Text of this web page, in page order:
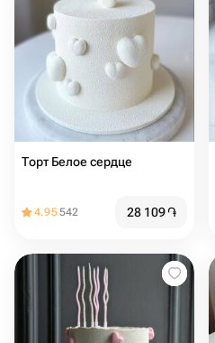
Торт Белое сердце
4.95542 28 109֏